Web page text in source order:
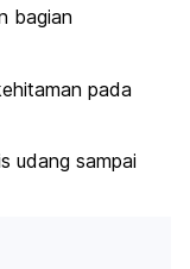
bagian
pada
udang sampai